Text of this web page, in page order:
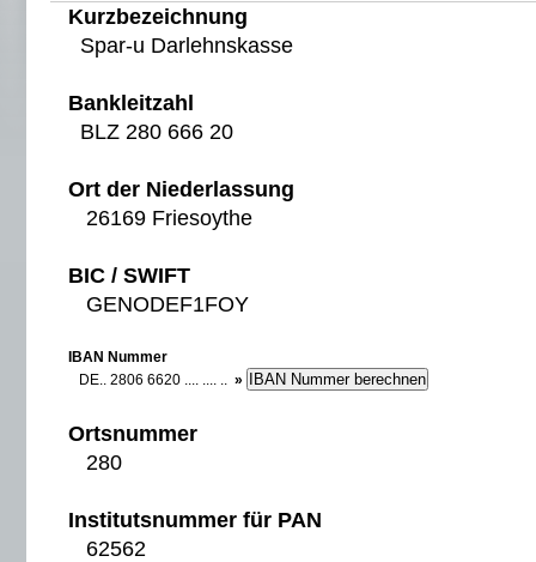
Kurzbezeichnung
Spar-u Darlehnskasse
Bankleitzahl
BLZ 280 666 20
Ort der Niederlassung
26169 Friesoythe
BIC / SWIFT
GENODEF1FOY
IBAN Nummer
DE.. 2806 6620 .... .... .. »
Ortsnummer
280
Institutsnummer für PAN
62562